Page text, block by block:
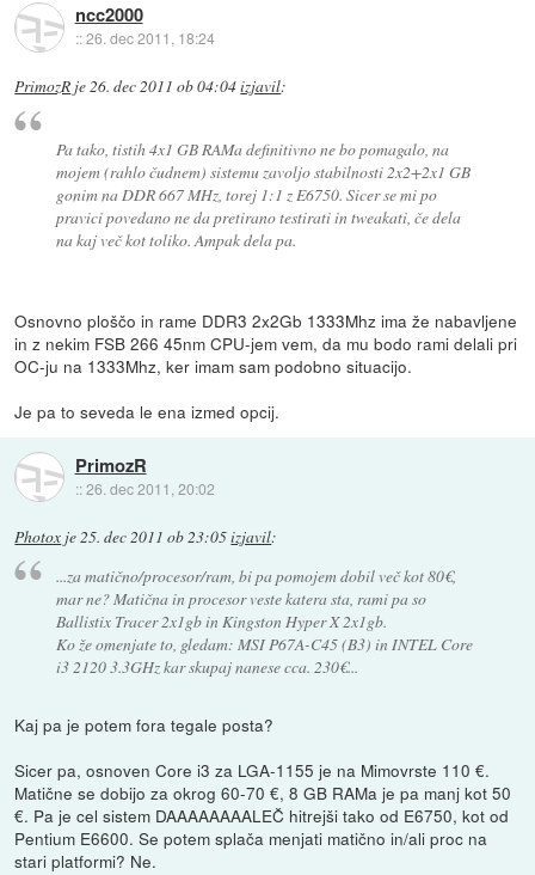
ncc2000
::26. dec 2011, 18:24
PrimozR je26. dec 2011 ob 04:04izjavil:
Pa tako, tistih 4x1 GB RAMa definitivno ne bo pomagalo, na
mojem (rahlo čudnem) sistemu zavoljo stabilnosti 2x2+2x1 GB
gonim na DDR 667 MHz, torej 1:1 z E6750. Sicer se mi po
pravici povedano ne da pretirano testirati in tweakati, če dela
na kaj več kot toliko. Ampak dela pa.
Osnovno ploščo in rame DDR3 2x2Gb 1333Mhz ima že nabavljene
in z nekim FSB 266 45nm CPU-jem vem, da mu bodo rami delali pri
OC-ju na 1333Mhz, ker imam sam podobno situacijo.
Je pa to seveda le ena izmed opcij.
PrimozR
::26. dec 2011, 20:02
Photox je 25. dec 2011 ob 23:05izjavil:
...za matično/procesor/ram, bi pa pomojem dobil več kot 80€,
mar ne? Matična in procesor veste katera sta, rami pa so
Ballistix Tracer 2x1gb in Kingston Hyper X 2x1gb.
Ko že omenjate to, gledam: MSI P67A-C45 (B3) in INTEL Core
i3 2120 3.3GHz kar skupaj nanese cca. 230€...
Kaj pa je potem fora tegale posta?
Sicer pa, osnoven Core i3 za LGA-1155 je na Mimovrste 110 €.
Matične se dobijo za okrog 60-70 €, 8 GB RAMa je pa manj kot 50
€. Pa je cel sistem DAAAAAAAALEČ hitrejši tako od E6750, kot od
Pentium E6600. Se potem splača menjati matično in/ali proc na
stari platformi? Ne.